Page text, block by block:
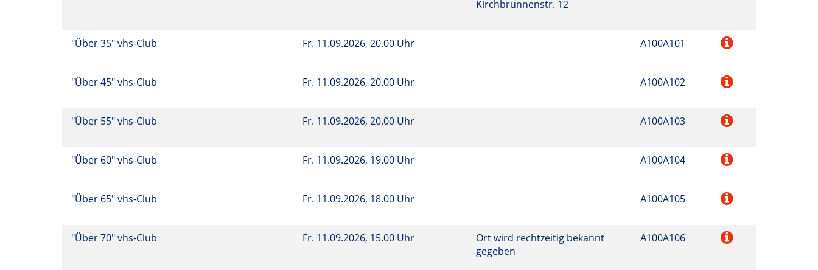
Kirchbrunnenstr. 12
"Über 35" vhs-Club Fr. 11.09.2026, 20.00 Uhr A100A101
"Über 45" vhs-Club Fr. 11.09.2026, 20.00 Uhr A100A102
"Über 55" vhs-Club Fr. 11.09.2026, 20.00 Uhr A100A103
"Über 60" vhs-Club Fr. 11.09.2026, 19.00 Uhr A100A104
"Über 65" vhs-Club Fr. 11.09.2026, 18.00 Uhr A100A105
"Über 70" vhs-Club Fr. 11.09.2026, 15.00 Uhr
Ort wird rechtzeitig bekannt
gegeben
A100A106